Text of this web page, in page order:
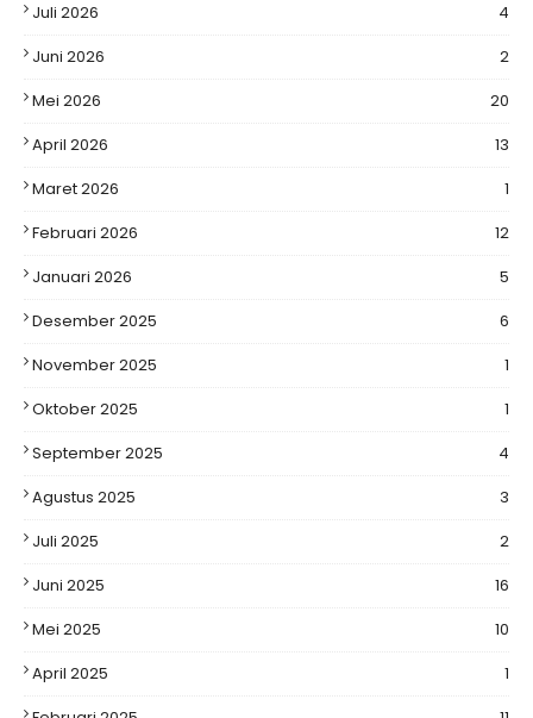
Juli 2026
4
Juni 2026
2
Mei 2026
20
April 2026
13
Maret 2026
1
Februari 2026
12
Januari 2026
5
Desember 2025
6
November 2025
1
Oktober 2025
1
September 2025
4
Agustus 2025
3
Juli 2025
2
Juni 2025
16
Mei 2025
10
April 2025
1